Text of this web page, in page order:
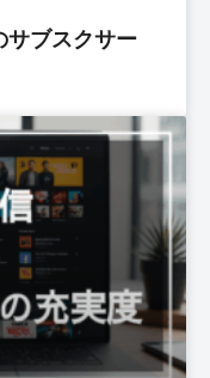
サブスクサー